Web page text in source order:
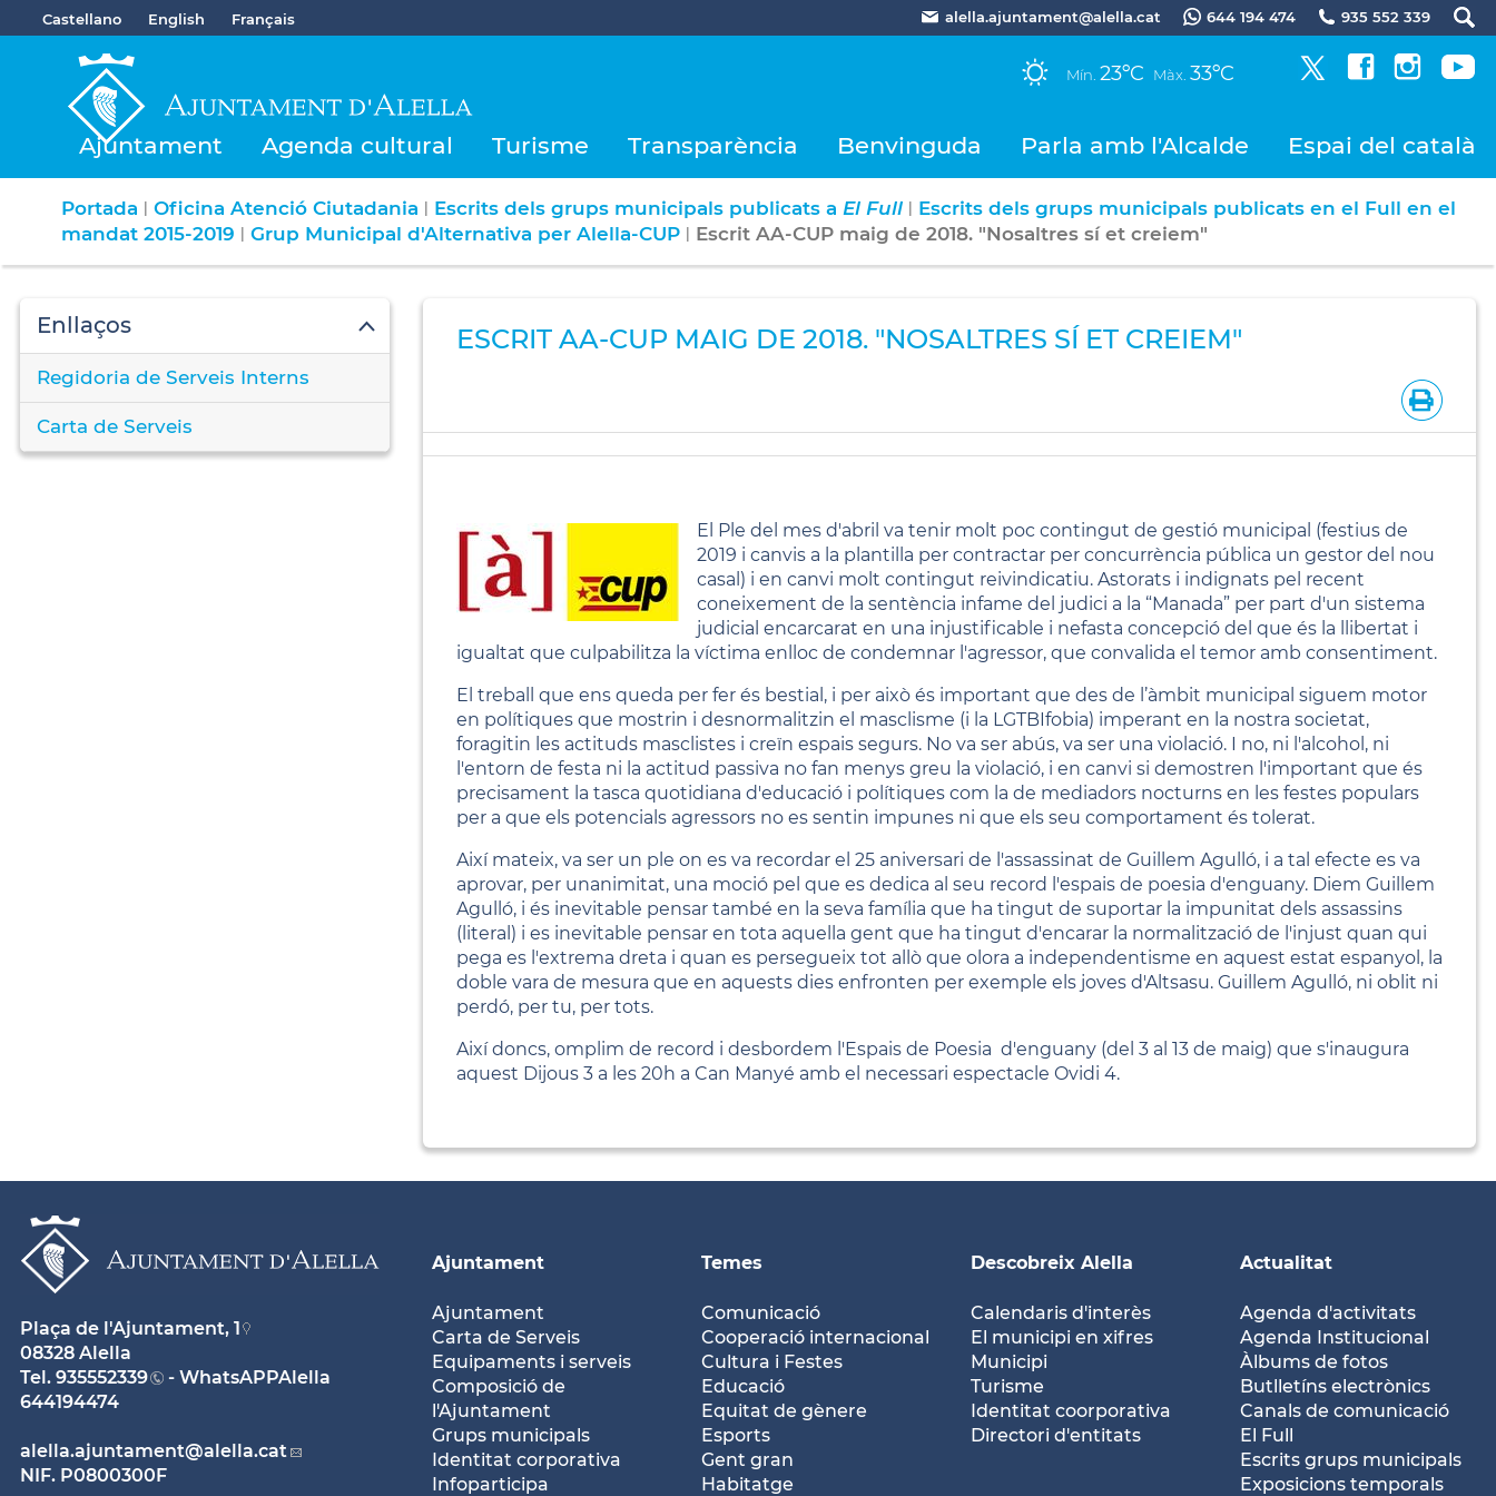
Castellano English Français alella.ajuntament@alella.cat 644 194 474 935 552 339
Mín. 23ºC Màx. 33ºC
Ajuntament Agenda cultural Turisme Transparència Benvinguda Parla amb l'Alcalde Espai del català
Portada | Oficina Atenció Ciutadania | Escrits dels grups municipals publicats a El Full | Escrits dels grups municipals publicats en el Full en el
mandat 2015-2019 | Grup Municipal d'Alternativa per Alella-CUP | Escrit AA-CUP maig de 2018. "Nosaltres sí et creiem"
Enllaços
Regidoria de Serveis Interns
Carta de Serveis
ESCRIT AA-CUP MAIG DE 2018. "NOSALTRES SÍ ET CREIEM"
El Ple del mes d'abril va tenir molt poc contingut de gestió municipal (festius de
2019 i canvis a la plantilla per contractar per concurrència pública un gestor del nou
casal) i en canvi molt contingut reivindicatiu. Astorats i indignats pel recent
coneixement de la sentència infame del judici a la “Manada” per part d'un sistema
judicial encarcarat en una injustificable i nefasta concepció del que és la llibertat i
igualtat que culpabilitza la víctima enlloc de condemnar l'agressor, que convalida el temor amb consentiment.
El treball que ens queda per fer és bestial, i per això és important que des de l’àmbit municipal siguem motor
en polítiques que mostrin i desnormalitzin el masclisme (i la LGTBIfobia) imperant en la nostra societat,
foragitin les actituds masclistes i creïn espais segurs. No va ser abús, va ser una violació. I no, ni l'alcohol, ni
l'entorn de festa ni la actitud passiva no fan menys greu la violació, i en canvi si demostren l'important que és
precisament la tasca quotidiana d'educació i polítiques com la de mediadors nocturns en les festes populars
per a que els potencials agressors no es sentin impunes ni que els seu comportament és tolerat.
Així mateix, va ser un ple on es va recordar el 25 aniversari de l'assassinat de Guillem Agulló, i a tal efecte es va
aprovar, per unanimitat, una moció pel que es dedica al seu record l'espais de poesia d'enguany. Diem Guillem
Agulló, i és inevitable pensar també en la seva família que ha tingut de suportar la impunitat dels assassins
(literal) i es inevitable pensar en tota aquella gent que ha tingut d'encarar la normalització de l'injust quan qui
pega es l'extrema dreta i quan es persegueix tot allò que olora a independentisme en aquest estat espanyol, la
doble vara de mesura que en aquests dies enfronten per exemple els joves d'Altsasu. Guillem Agulló, ni oblit ni
perdó, per tu, per tots.
Així doncs, omplim de record i desbordem l'Espais de Poesia d'enguany (del 3 al 13 de maig) que s'inaugura
aquest Dijous 3 a les 20h a Can Manyé amb el necessari espectacle Ovidi 4.
Ajuntament
Ajuntament
Carta de Serveis
Equipaments i serveis
Composició de
l'Ajuntament
Grups municipals
Identitat corporativa
Infoparticipa
Temes
Comunicació
Cooperació internacional
Cultura i Festes
Educació
Equitat de gènere
Esports
Gent gran
Habitatge
Descobreix Alella
Calendaris d'interès
El municipi en xifres
Municipi
Turisme
Identitat coorporativa
Directori d'entitats
Actualitat
Agenda d'activitats
Agenda Institucional
Àlbums de fotos
Butlletíns electrònics
Canals de comunicació
El Full
Escrits grups municipals
Exposicions temporals
Plaça de l'Ajuntament, 1
08328 Alella
Tel. 935552339
- WhatsAPPAlella
644194474
alella.ajuntament@alella.cat
NIF. P0800300F